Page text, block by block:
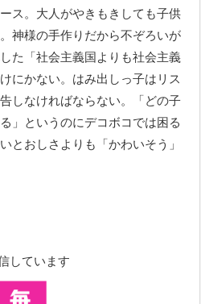
ス。大人がやきもきしても子供
神様の手作りだから不ぞろいが
た「社会主義国よりも社会主義
にかない。はみ出しっ子はリス
しなければならない。「どの子
」というのにデコボコでは困る
とおしさよりも「かわいそう」
しています